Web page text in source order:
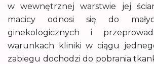
w wewnętrznej warstwie jej
macicy odnosi się do
ginekologicznych i
warunkach kliniki w ciągu
zabiegu dochodzi do pobrania